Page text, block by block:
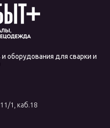
оборудования для сварки и
1, каб.18